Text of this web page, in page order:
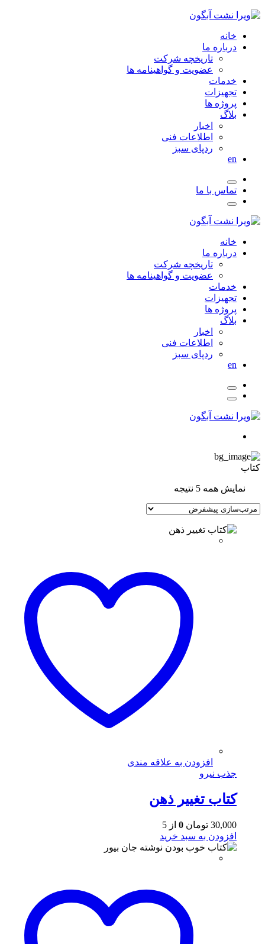
خانه
درباره ما
تاریخچه شرکت
عضویت و گواهینامه ها
خدمات
تجهیزات
پروژه ها
بلاگ
اخبار
اطلاعات فنی
ردپای سبز
en
تماس با ما
خانه
درباره ما
تاریخچه شرکت
عضویت و گواهینامه ها
خدمات
تجهیزات
پروژه ها
بلاگ
اخبار
اطلاعات فنی
ردپای سبز
en
کتاب
نمایش همه 5 نتیجه
افزودن به علاقه مندی
جذب نیرو
کتاب تغییر ذهن
30,000 تومان 0 از 5
افزودن به سبد خرید